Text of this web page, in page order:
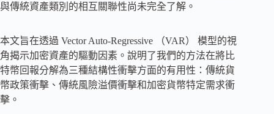
與傳統資產類別的相互關聯性尚未完全了解。
本文旨在透過 Vector Auto-Regressive （VAR） 模型的視
角揭示加密資產的驅動因素。說明了我們的方法在將比
特幣回報分解為三種結構性衝擊方面的有用性：傳統貨
幣政策衝擊、傳統風險溢價衝擊和加密貨幣特定需求衝
擊。